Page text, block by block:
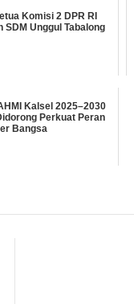
Komisi 2 DPR RI
SDM Unggul Tabalong
Kalsel 2025–2030
Perkuat Peran
Bangsa